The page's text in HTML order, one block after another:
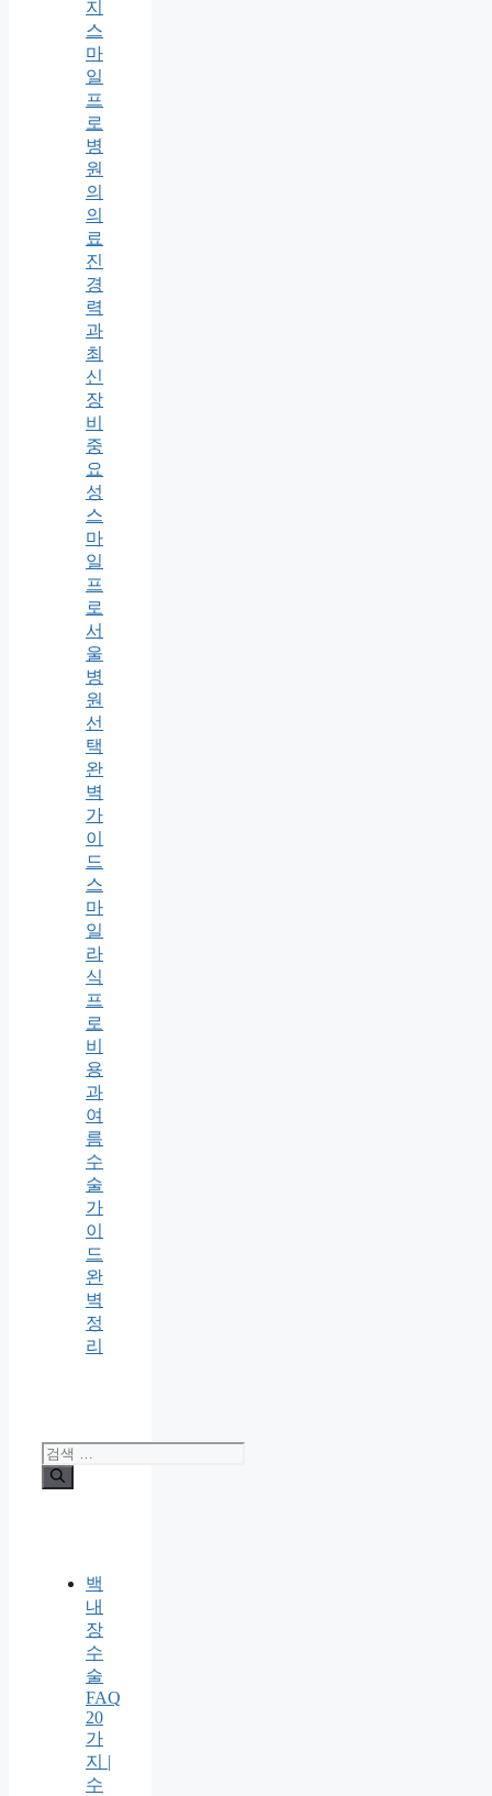
지
스
마
일
프
로
병
원
의
의
료
진
경
력
과
최
신
장
비
중
요
성
스
마
일
프
로
서
울
병
원
선
택
완
벽
가
이
드
스
마
일
라
식
프
로
비
용
과
여
름
수
술
가
이
드
완
벽
정
리
검
색:
백
내
장
수
술
FAQ
20
가
지 |
수